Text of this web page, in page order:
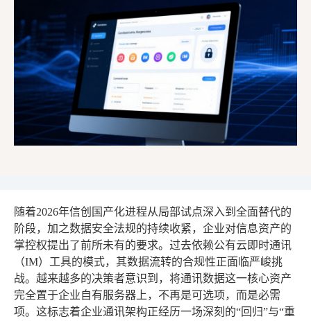
随着2026年信创国产化进程从局部试点深入到全面替代的
阶段，加之数据安全法规的持续收紧，企业对信息资产的
掌控权提出了前所未有的要求。过去依赖公有云即时通讯
（IM）工具的模式，其数据流转的合规性正面临严峻挑
战。越来越多的决策者意识到，将通讯数据这一核心资产
完全置于企业自有服务器上，不再是可选项，而是必需
项。这标志着企业通讯架构正经历一场深刻的“回归”与“重